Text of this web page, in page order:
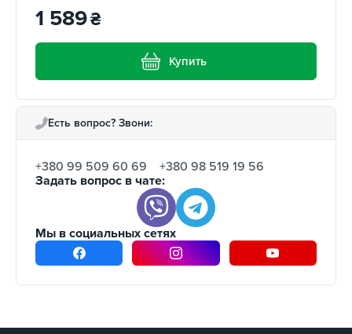
1 589₴
Купить
Есть вопрос? Звони:
+380 99 509 60 69
+380 98 519 19 56
Задать вопрос в чате:
Мы в социальных сетях